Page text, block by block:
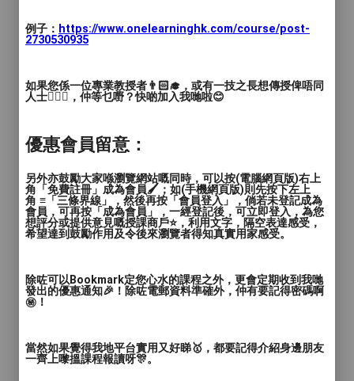
💡「繪本瑜伽專注力提升工作坊」（1堂）
😊「繪本瑜伽情緒調節工作坊」（1堂）
👩🏻👨🏻家長小組課的：
🎶「靜觀X頌缽聲頻浴X情緒舒緩」（4-6
🎨「禪繞X靜觀X專注當下」（4-6堂）
🏫🏫到校務務邀約🏫🏫
2 我們會與 貴校/機構聯絡及協調細節
3 如有疑問可WhatsApp
例子： https://www.onelearninghk.com/course/post-
2730530935
如果您係一位專業教授者👨🏻‍🎓，或有一技之長想傳授俾唔同
人士🙋🏻‍♂️，仲等乜嘢？快啲加入我哋啦😊
優惠會員留意：
另外亦鼓勵大家喺瀏覽網站嘅同時，可以按(電腦網頁版)右上
角「免費註冊」成為會員🖌️；如(手機網頁版)則先按下左上
角 ≡「三條界線」，然後再按「會員登入」，倘若未登記成為
會員，可再按「成為會員」，一經登記後，可立即登入，為您
想評分或提供意見嘅授課商戶⭐️，利用文字，隔空表達感受，
希望達到鼓勵作用及令後來瀏覽者得知真實用家感受。
除咗可以Bookmark定您心水的課程之外，更會定期收到我哋
發出的優惠通知🎉！除咗電郵資料準確外，仲有要記得密碼啊
㊙️！
當然如果覺得我地平台實用又好睇🥇，都要記得介紹身邊朋友
一齊上嚟搵課程報讀呀🎊。